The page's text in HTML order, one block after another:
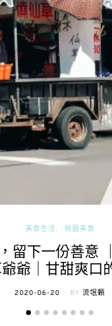
美食生活 桃園美食
留下一份善意
爺｜甘甜爽口
POSTED
2020-06-20 BY 流氓顆